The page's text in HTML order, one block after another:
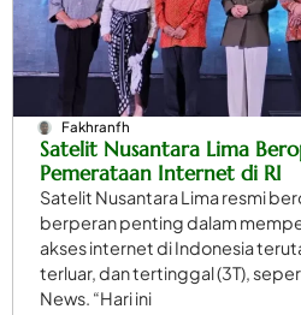
Fakhranfh
Satelit Nusantara Lima
Pemerataan Internet di RI
Satelit Nusantara Lima resmi
berperan penting dalam
akses internet di Indonesia
terluar, dan tertinggal (3T),
News. “Hari ini